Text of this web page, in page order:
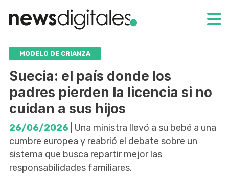
MODELO DE CRIANZA
Suecia: el país donde los
padres pierden la licencia si no
cuidan a sus hijos
26/06/2026 | Una ministra llevó a su bebé a una
cumbre europea y reabrió el debate sobre un
sistema que busca repartir mejor las
responsabilidades familiares.